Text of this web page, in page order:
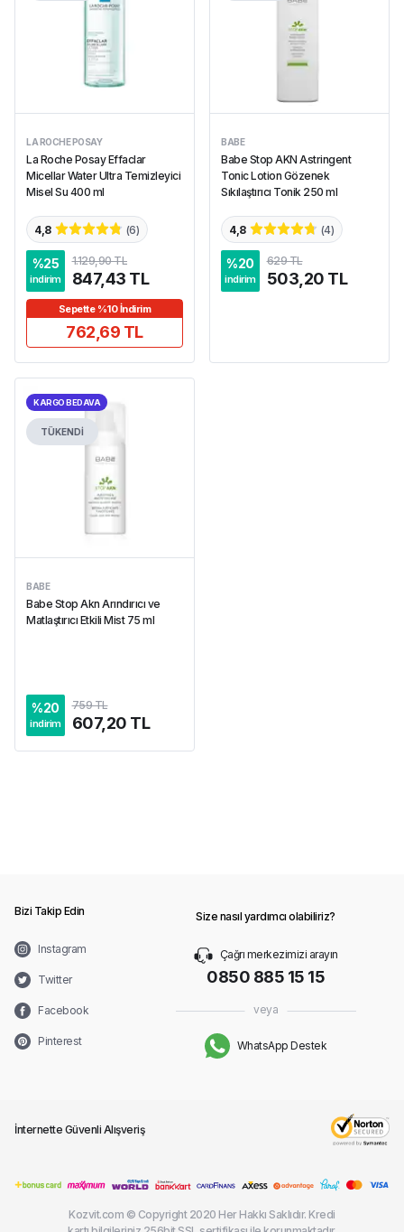
LA ROCHE POSAY
La Roche Posay Effaclar
Micellar Water Ultra Temizleyici
Misel Su 400 ml
4,8 (6)
%25
indirim
1.129,90 TL
847,43 TL
Sepette %10 İndirim
762,69 TL
BABE
Babe Stop AKN Astringent
Tonic Lotion Gözenek
Sıkılaştırıcı Tonik 250 ml
4,8 (4)
%20
indirim
629 TL
503,20 TL
KARGO BEDAVA
TÜKENDİ
BABE
Babe Stop Akn Arındırıcı ve
Matlaştırıcı Etkili Mist 75 ml
%20
indirim
759 TL
607,20 TL
Bizi Takip Edin
Instagram
Twitter
Facebook
Pinterest
Size nasıl yardımcı olabiliriz?
Çağrı merkezimizi arayın
0850 885 15 15
veya
WhatsApp Destek
İnternette Güvenli Alışveriş
Kozvit.com © Copyright 2020 Her Hakkı Saklıdır. Kredi